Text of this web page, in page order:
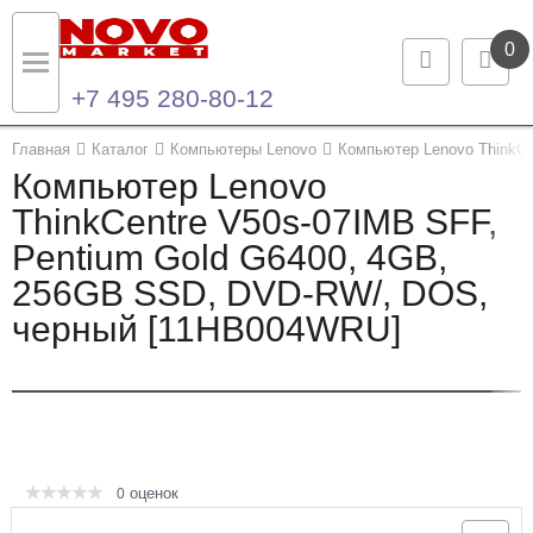
0
+7 495 280-80-12
Главная Каталог Компьютеры Lenovo Компьютер Lenovo
Компьютер Lenovo
ThinkCentre V50s-07IMB SFF,
Pentium Gold G6400, 4GB,
256GB SSD, DVD-RW/, DOS,
черный [11HB004WRU]
0 оценок
Назад
Каталог продукции
Ноутбуки и ультрабуки
Компьютеры
Назад
Контакты
Контактная информация